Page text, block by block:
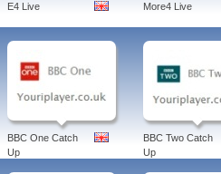
E4 Live More4 Live
BBC One Catch
Up
BBC Two Catch
Up